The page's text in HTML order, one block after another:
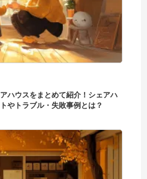
ハウスをまとめて紹介！シェアハ
やトラブル・失敗事例とは？